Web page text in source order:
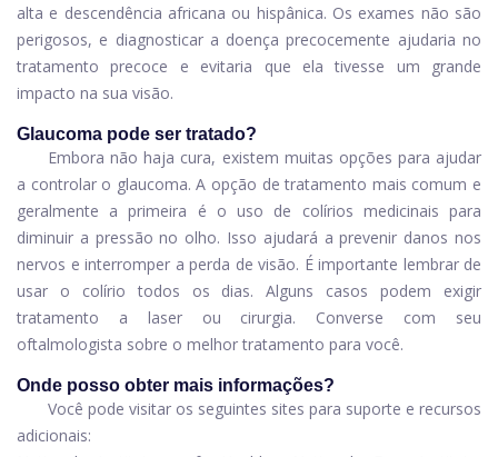
alta e descendência africana ou hispânica. Os exames não são
perigosos, e diagnosticar a doença precocemente ajudaria no
tratamento precoce e evitaria que ela tivesse um grande
impacto na sua visão.
Glaucoma pode ser tratado?
Embora não haja cura, existem muitas opções para ajudar
a controlar o glaucoma. A opção de tratamento mais comum e
geralmente a primeira é o uso de colírios medicinais para
diminuir a pressão no olho. Isso ajudará a prevenir danos nos
nervos e interromper a perda de visão. É importante lembrar de
usar o colírio todos os dias. Alguns casos podem exigir
tratamento a laser ou cirurgia. Converse com seu
oftalmologista sobre o melhor tratamento para você.
Onde posso obter mais informações?
Você pode visitar os seguintes sites para suporte e recursos
adicionais: